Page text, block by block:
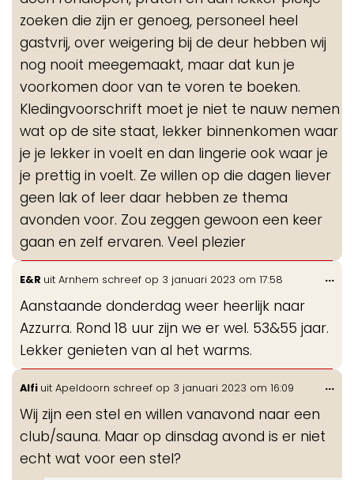
zoeken die zijn er genoeg, personeel heel
gastvrij, over weigering bij de deur hebben wij
nog nooit meegemaakt, maar dat kun je
voorkomen door van te voren te boeken.
Kledingvoorschrift moet je niet te nauw nemen
wat op de site staat, lekker binnenkomen waar
je je lekker in voelt en dan lingerie ook waar je
je prettig in voelt. Ze willen op die dagen liever
geen lak of leer daar hebben ze thema
avonden voor. Zou zeggen gewoon een keer
gaan en zelf ervaren. Veel plezier
E&R uit Arnhem schreef op 3 januari 2023 om 17:58
Aanstaande donderdag weer heerlijk naar
Azzurra. Rond 18 uur zijn we er wel. 53&55 jaar.
Lekker genieten van al het warms.
...
Alfi uit Apeldoorn schreef op 3 januari 2023 om 16:09
Wij zijn een stel en willen vanavond naar een
club/sauna. Maar op dinsdag avond is er niet
echt wat voor een stel?
...